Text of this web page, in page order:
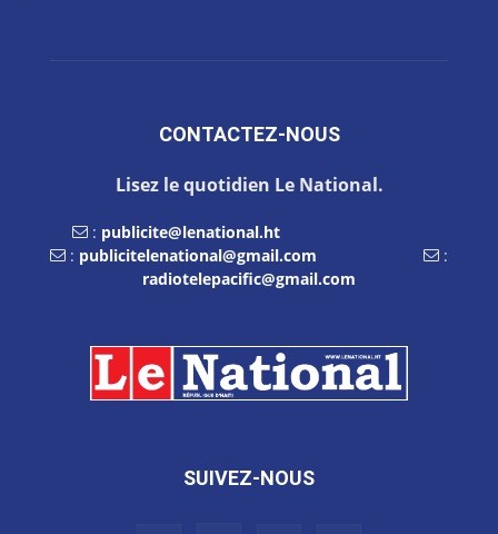
CONTACTEZ-NOUS
Lisez le quotidien Le National.
: publicite@lenational.ht
: publicitelenational@gmail.com
:
radiotelepacific@gmail.com
SUIVEZ-NOUS